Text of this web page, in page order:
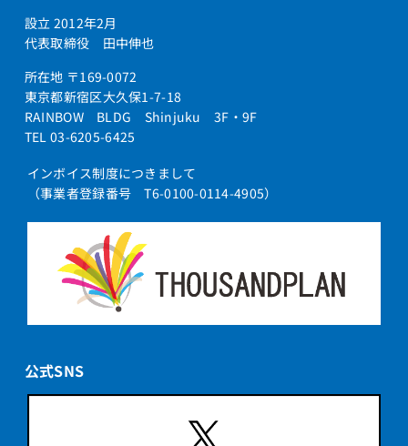
設立 2012年2月
代表取締役 田中伸也
所在地 〒169-0072
東京都新宿区大久保1-7-18
RAINBOW BLDG Shinjuku 3F・9F
TEL 03-6205-6425
インボイス制度につきまして
（事業者登録番号 T6-0100-0114-4905）
公式SNS